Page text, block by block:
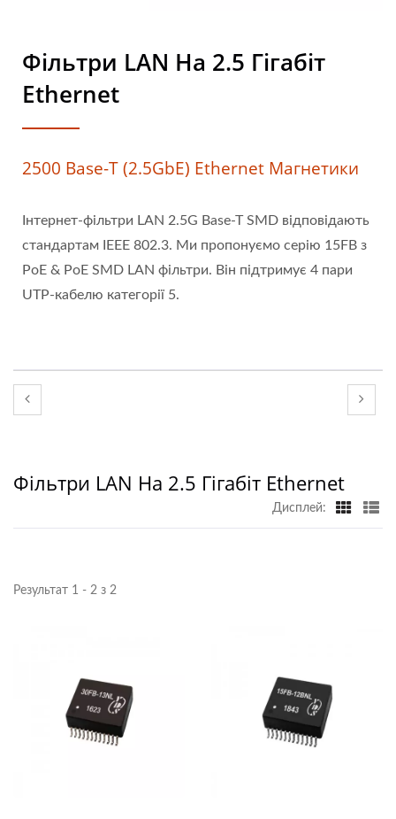
Фільтри LAN На 2.5 Гігабіт
Ethernet
2500 Base-T (2.5GbE) Ethernet Магнетики
Інтернет-фільтри LAN 2.5G Base-T SMD відповідають
стандартам IEEE 802.3. Ми пропонуємо серію 15FB з
PoE & PoE SMD LAN фільтри. Він підтримує 4 пари
UTP-кабелю категорії 5.
Фільтри LAN На 2.5 Гігабіт Ethernet
Дисплей:
Результат 1 - 2 з 2